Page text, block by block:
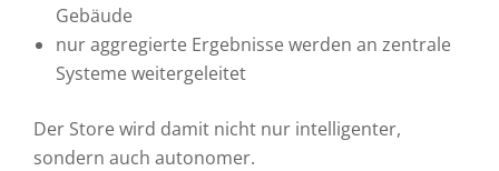
Gebäude
nur aggregierte Ergebnisse werden an zentrale
Systeme weitergeleitet
Der Store wird damit nicht nur intelligenter,
sondern auch autonomer.